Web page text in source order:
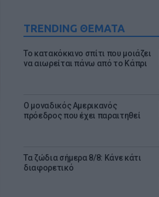
TRENDING ΘΕΜΑΤΑ
Το κατακόκκινο σπίτι που μοιάζει
να αιωρείται πάνω από το Κάπρι
Ο μοναδικός Αμερικανός
πρόεδρος που έχει παραιτηθεί
Τα ζώδια σήμερα 8/8: Κάνε κάτι
διαφορετικό